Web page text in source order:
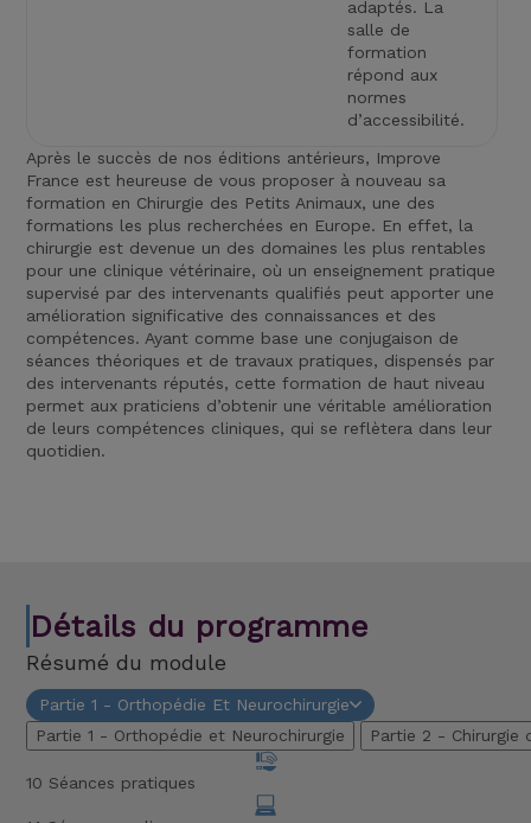
adaptés. La
salle de
formation
répond aux
normes
d’accessibilité.
Après le succès de nos éditions antérieurs, Improve
France est heureuse de vous proposer à nouveau sa
formation en Chirurgie des Petits Animaux, une des
formations les plus recherchées en Europe. En effet, la
chirurgie est devenue un des domaines les plus rentables
pour une clinique vétérinaire, où un enseignement pratique
supervisé par des intervenants qualifiés peut apporter une
amélioration significative des connaissances et des
compétences. Ayant comme base une conjugaison de
séances théoriques et de travaux pratiques, dispensés par
des intervenants réputés, cette formation de haut niveau
permet aux praticiens d’obtenir une véritable amélioration
de leurs compétences cliniques, qui se reflètera dans leur
quotidien.
Détails du programme
Résumé du module
Partie 1 - Orthopédie Et Neurochirurgie
Partie 1 - Orthopédie et Neurochirurgie
Partie 2 - Chirurgie
10 Séances pratiques